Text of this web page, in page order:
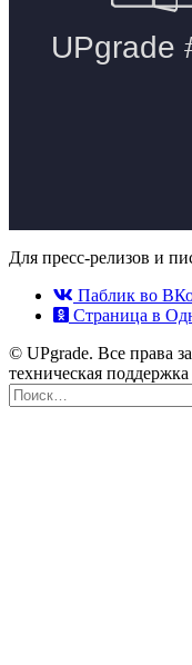
Для пресс-релизов и
Паблик во
Страница в
© UPgrade. Все права
техническая
Найти: